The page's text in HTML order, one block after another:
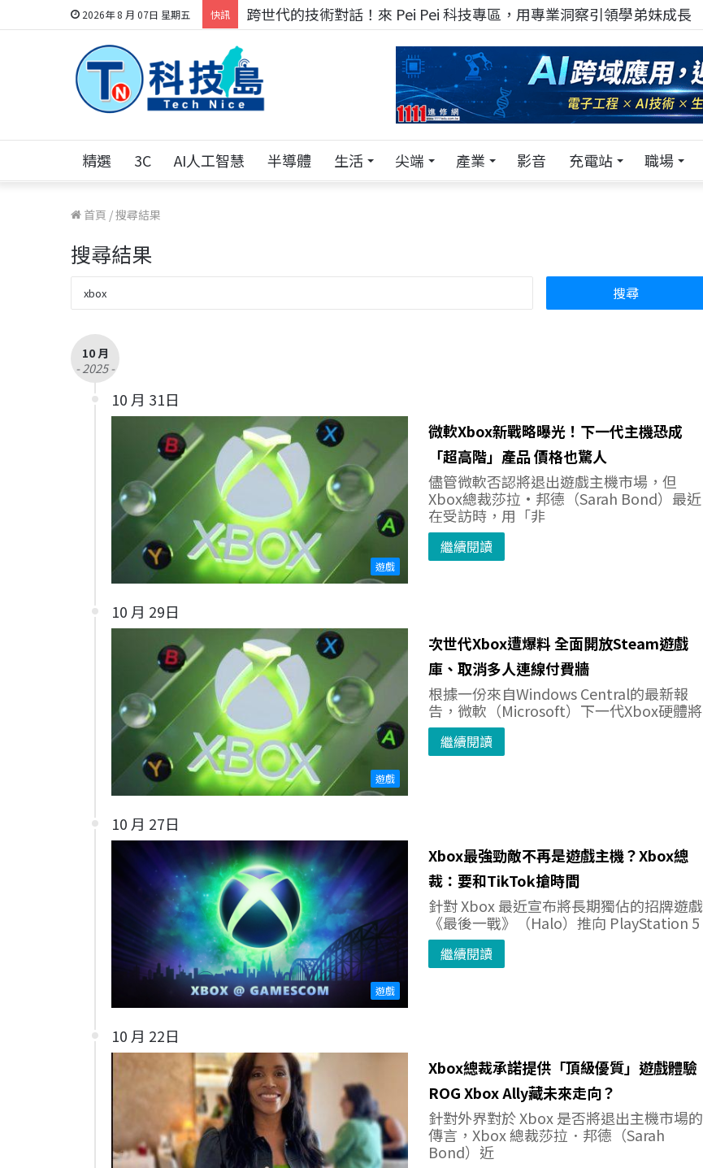
2026年 8 月 07日 星期五 快訊 科技人的經驗傳承地！在 Pei Pei 科技專區，與學弟妹交流最硬核的技術
精選 3C AI人工智慧 半導體 生活 尖端 產業 影音 充電站 職場
首頁 /搜尋結果
搜尋結果
10 月
- 2025 -
10 月 31日
遊戲
微軟Xbox新戰略曝光！下一代主機恐成
「超高階」產品 價格也驚人
儘管微軟否認將退出遊戲主機市場，但
Xbox總裁莎拉·邦德（Sarah Bond）最近
在受訪時，用「非
繼續閱讀
10 月 29日
遊戲
次世代Xbox遭爆料 全面開放Steam遊戲
庫、取消多人連線付費牆
根據一份來自Windows Central的最新報
告，微軟（Microsoft）下一代Xbox硬體將
繼續閱讀
10 月 27日
遊戲
Xbox最強勁敵不再是遊戲主機？Xbox總
裁：要和TikTok搶時間
針對 Xbox 最近宣布將長期獨佔的招牌遊戲
《最後一戰》（Halo）推向 PlayStation 5
繼續閱讀
10 月 22日
Xbox總裁承諾提供「頂級優質」遊戲體驗
ROG Xbox Ally藏未來走向？
針對外界對於 Xbox 是否將退出主機市場的
傳言，Xbox 總裁莎拉．邦德（Sarah
Bond）近